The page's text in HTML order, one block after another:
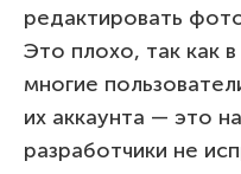
редактировать
Это плохо, так как
многие
их аккаунта — это
разработчики не